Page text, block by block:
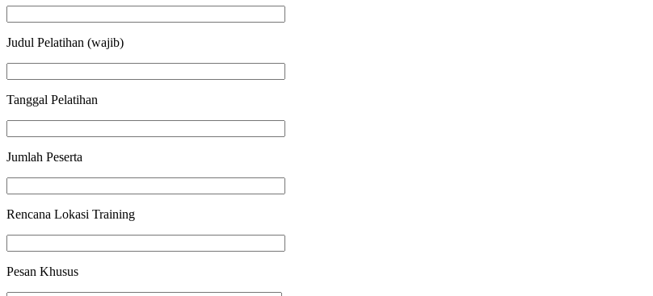
Judul Pelatihan (wajib)
Tanggal Pelatihan
Jumlah Peserta
Rencana Lokasi Training
Pesan Khusus